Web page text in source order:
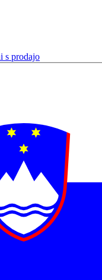
s prodajo